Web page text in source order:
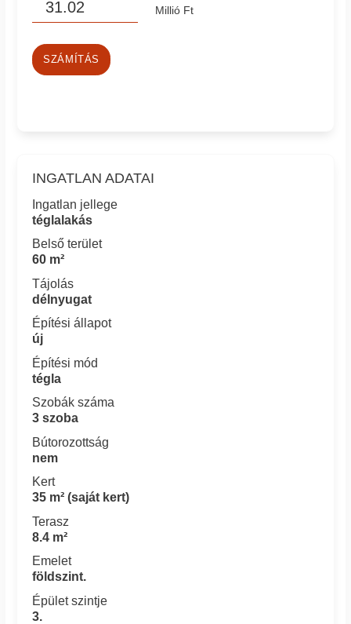
Millió Ft
SZÁMÍTÁS
INGATLAN ADATAI
Ingatlan jellege
téglalakás
Belső terület
60 m²
Tájolás
délnyugat
Építési állapot
új
Építési mód
tégla
Szobák száma
3 szoba
Bútorozottság
nem
Kert
35 m² (saját kert)
Terasz
8.4 m²
Emelet
földszint.
Épület szintje
3.